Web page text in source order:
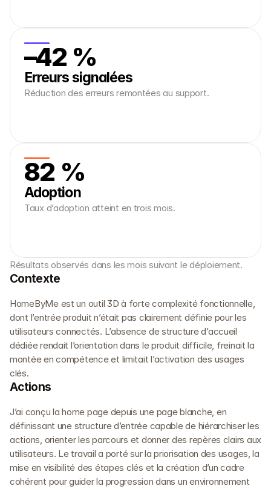
–42 %
Erreurs signalées
Réduction des erreurs remontées au support.
82 %
Adoption
Taux d’adoption atteint en trois mois.
Résultats observés dans les mois suivant le déploiement.
Contexte
HomeByMe est un outil 3D à forte complexité fonctionnelle,
dont l’entrée produit n’était pas clairement définie pour les
utilisateurs connectés. L’absence de structure d’accueil
dédiée rendait l’orientation dans le produit difficile, freinait la
montée en compétence et limitait l’activation des usages
clés.
Actions
J’ai conçu la home page depuis une page blanche, en
définissant une structure d’entrée capable de hiérarchiser les
actions, orienter les parcours et donner des repères clairs aux
utilisateurs. Le travail a porté sur la priorisation des usages, la
mise en visibilité des étapes clés et la création d’un cadre
cohérent pour guider la progression dans un environnement